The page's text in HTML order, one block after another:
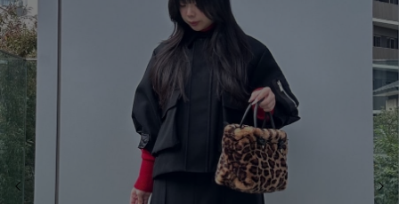
前の画像 次